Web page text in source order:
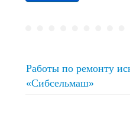
Работы по ремонту
«Сибсельмаш»